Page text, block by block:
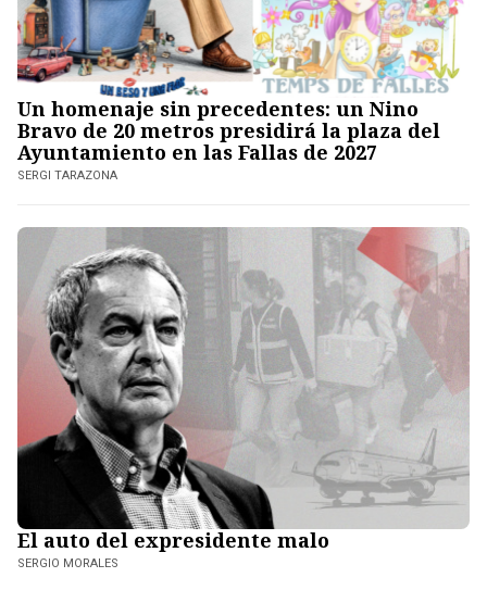
Un homenaje sin precedentes: un Nino
Bravo de 20 metros presidirá la plaza del
Ayuntamiento en las Fallas de 2027
SERGI TARAZONA
El auto del expresidente malo
SERGIO MORALES